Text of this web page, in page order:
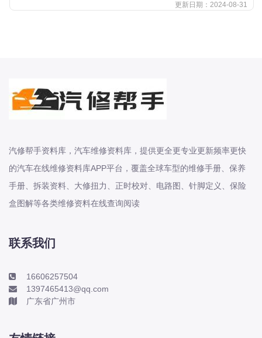
比速
曹操
长安
长安-凯程
长安-欧尚
长安-睿行
D
DS
DS-进口
更新日期：2024-08-31
汽修帮手资料库，汽车维修资料库，提供更全更专业更新频率更快
的汽车在线维修资料库APP平台，覆盖全球车型的维修手册、保养
手册、拆装资料、大修扭力、正时校对、电路图、针脚定义、保险
盒图解等各类维修资料在线查询阅读
联系我们
16606257504
1397465413@qq.com
广东省广州市